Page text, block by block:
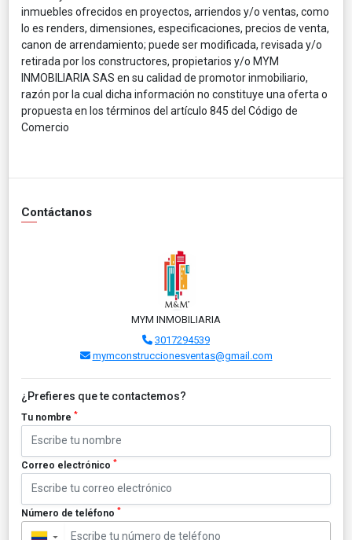
inmuebles ofrecidos en proyectos, arriendos y/o ventas, como
lo es renders, dimensiones, especificaciones, precios de venta,
canon de arrendamiento; puede ser modificada, revisada y/o
retirada por los constructores, propietarios y/o MYM
INMOBILIARIA SAS en su calidad de promotor inmobiliario,
razón por la cual dicha información no constituye una oferta o
propuesta en los términos del artículo 845 del Código de
Comercio
Contáctanos
MYM INMOBILIARIA
3017294539
mymconstruccionesventas@gmail.com
¿Prefieres que te contactemos?
Tu nombre *
Correo electrónico *
Número de teléfono *
▼